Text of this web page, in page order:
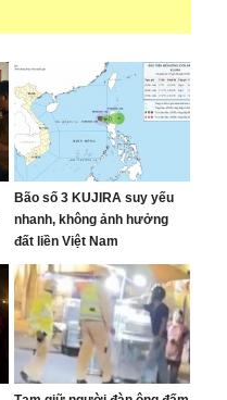
Bão số 3 KUJIRA suy yếu
nhanh, không ảnh hưởng
đất liền Việt Nam